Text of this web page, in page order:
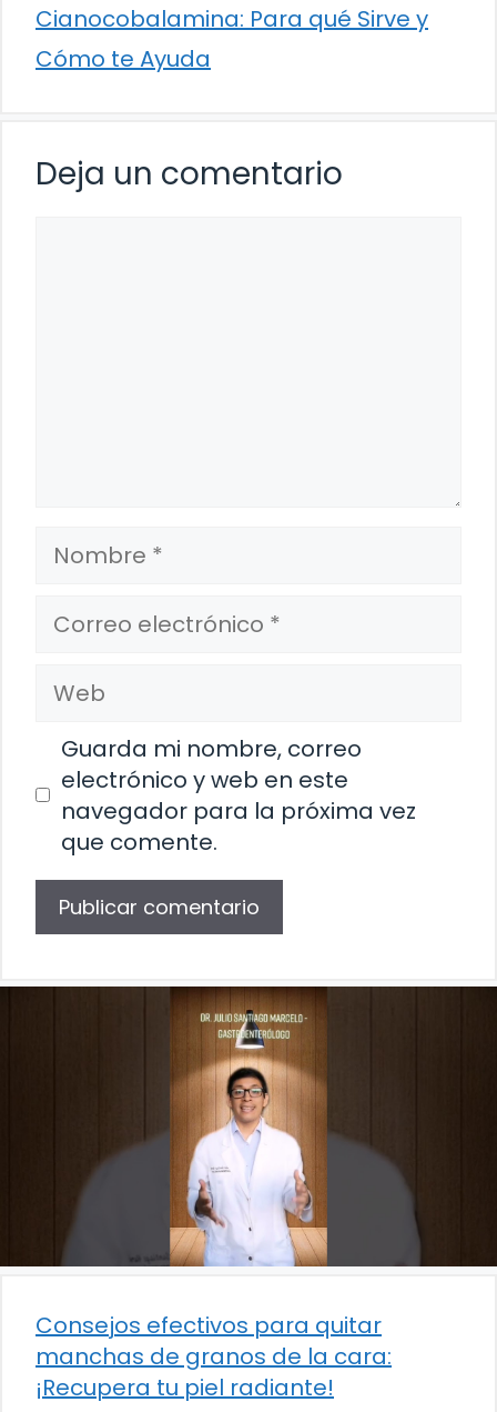
Cianocobalamina: Para qué Sirve y
Cómo te Ayuda
Deja un comentario
Nombre
Correo
electrónico
Web
Guarda mi nombre, correo
electrónico y web en este
navegador para la próxima vez
que comente.
Consejos efectivos para quitar
manchas de granos de la cara:
¡Recupera tu piel radiante!